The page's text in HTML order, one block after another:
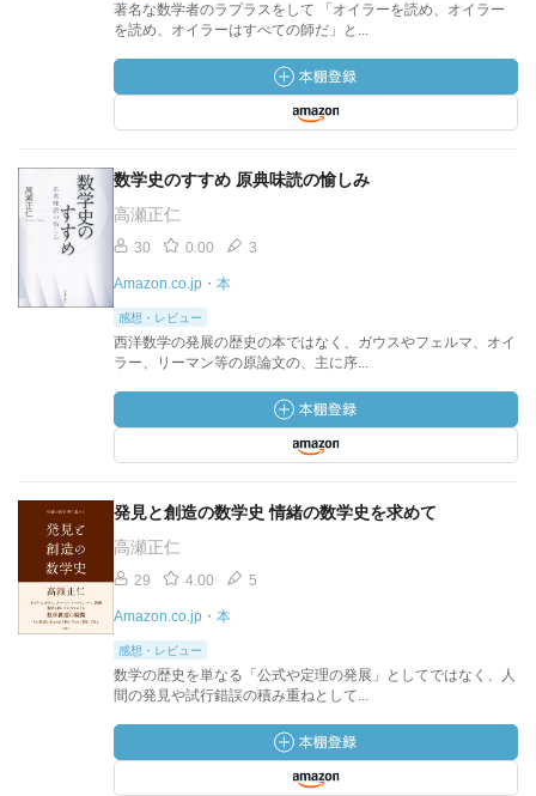
著名な数学者のラプラスをして 「オイラーを読め、オイラー
を読め、オイラーはすべての師だ」と...
数学史のすすめ 原典味読の愉しみ
高瀬正仁
30 0.00 3
Amazon.co.jp・本
感想・レビュー
西洋数学の発展の歴史の本ではなく、ガウスやフェルマ、オイ
ラー、リーマン等の原論文の、主に序...
発見と創造の数学史 情緒の数学史を求めて
高瀬正仁
29 4.00 5
Amazon.co.jp・本
感想・レビュー
数学の歴史を単なる「公式や定理の発展」としてではなく、人
間の発見や試行錯誤の積み重ねとして...